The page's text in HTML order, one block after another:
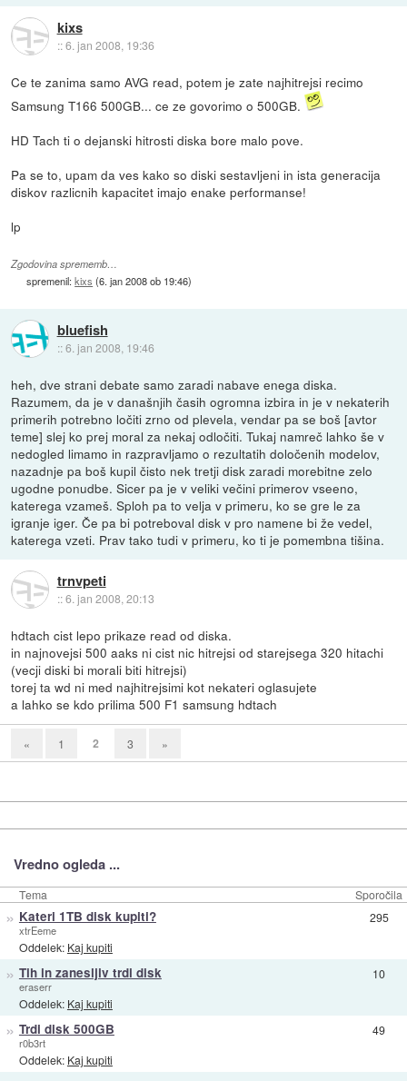
kixs
::6. jan 2008, 19:36
Ce te zanima samo AVG read, potem je zate najhitrejsi recimo
Samsung T166 500GB... ce ze govorimo o 500GB.
HD Tach ti o dejanski hitrosti diska bore malo pove.
Pa se to, upam da ves kako so diski sestavljeni in ista generacija
diskov razlicnih kapacitet imajo enake performanse!
lp
Zgodovina sprememb…
spremenil:kixs (6. jan 2008 ob 19:46)
bluefish
::6. jan 2008, 19:46
heh, dve strani debate samo zaradi nabave enega diska.
Razumem, da je v današnjih časih ogromna izbira in je v nekaterih
primerih potrebno ločiti zrno od plevela, vendar pa se boš [avtor
teme] slej ko prej moral za nekaj odločiti. Tukaj namreč lahko še v
nedogled limamo in razpravljamo o rezultatih določenih modelov,
nazadnje pa boš kupil čisto nek tretji disk zaradi morebitne zelo
ugodne ponudbe. Sicer pa je v veliki večini primerov vseeno,
katerega vzameš. Sploh pa to velja v primeru, ko se gre le za
igranje iger. Če pa bi potreboval disk v pro namene bi že vedel,
katerega vzeti. Prav tako tudi v primeru, ko ti je pomembna tišina.
trnvpeti
::6. jan 2008, 20:13
hdtach cist lepo prikaze read od diska.
in najnovejsi 500 aaks ni cist nic hitrejsi od starejsega 320 hitachi
(vecji diski bi morali biti hitrejsi)
torej ta wd ni med najhitrejsimi kot nekateri oglasujete
a lahko se kdo prilima 500 F1 samsung hdtach
« 1 2 3 »
Vredno ogleda ...
Tema Sporočila
» Kateri 1TB disk kupiti?
xtrEeme
Oddelek: Kaj kupiti
295
» Tih in zanesljiv trdi disk
eraserr
Oddelek: Kaj kupiti
10
» Trdi disk 500GB
r0b3rt
Oddelek: Kaj kupiti
49